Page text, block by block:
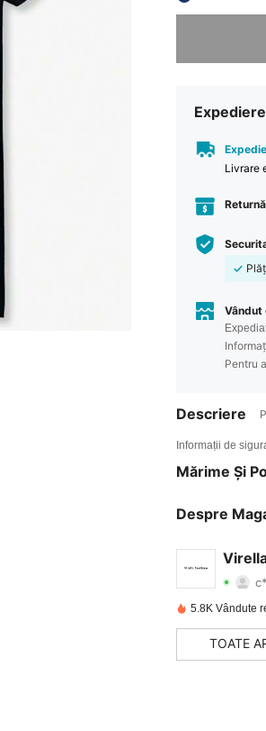
Livrare
Vândut
Pentru
Descriere
Informații de
Mărime Și
Despre
4,60
4,60
4,60
5.8K Vândute
TOATE